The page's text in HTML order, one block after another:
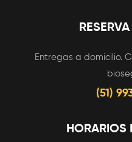
Entregas a domicilio.
(51)
HORARIOS